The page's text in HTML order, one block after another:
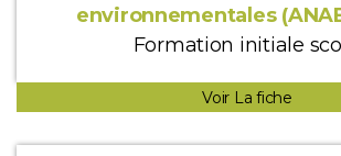
environnementales
Formation initiale
Voir La fiche